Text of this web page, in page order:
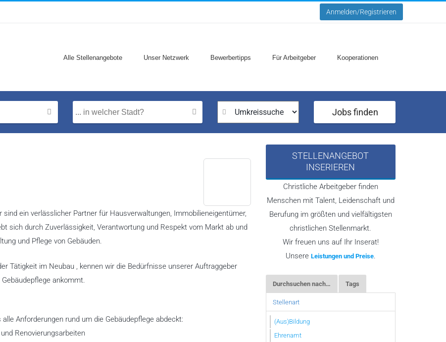
Anmelden/Registrieren
Alle Stellenangebote Unser Netzwerk Bewerbertipps Für Arbeitgeber Kooperationen
Jobs finden
ein verlässlicher Partner für Hausverwaltungen, Immobilieneigentümer,
sich durch Zuverlässigkeit, Verantwortung und Respekt vom Markt ab und
und Pflege von Gebäuden.
Tätigkeit im Neubau , kennen wir die Bedürfnisse unserer Auftraggeber
ankommt.
Anforderungen rund um die Gebäudepflege abdeckt:
Renovierungsarbeiten
STELLENANGEBOT
INSERIEREN
Christliche Arbeitgeber finden
Menschen mit Talent, Leidenschaft und
Berufung im größten und vielfältigsten
christlichen Stellenmarkt.
Wir freuen uns auf Ihr Inserat!
Unsere Leistungen und Preise.
Durchsuchen nach… Tags
Stellenart
(Aus)Bildung
Ehrenamt